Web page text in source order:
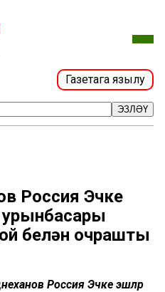
Газетага язылу
ЭЗЛӘҮ
Россия Эчке
белән очрашты
Россия Эчке эшләр